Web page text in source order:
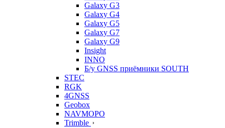
Galaxy G3
Galaxy G4
Galaxy G5
Galaxy G7
Galaxy G9
Insight
INNO
Б/у GNSS приёмники SOUTH
STEC
RGK
4GNSS
Geobox
NAVMOPO
Trimble